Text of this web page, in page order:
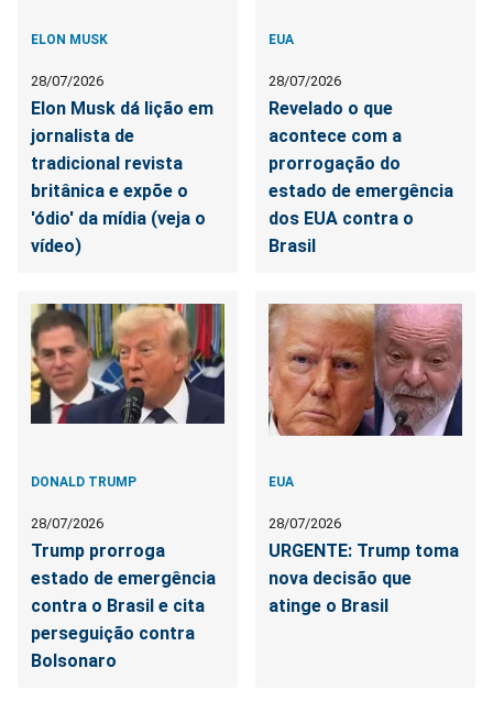
ELON MUSK
28/07/2026
Elon Musk dá lição em
jornalista de
tradicional revista
britânica e expõe o
'ódio' da mídia (veja o
vídeo)
EUA
28/07/2026
Revelado o que
acontece com a
prorrogação do
estado de emergência
dos EUA contra o
Brasil
DONALD TRUMP
28/07/2026
Trump prorroga
estado de emergência
contra o Brasil e cita
perseguição contra
Bolsonaro
EUA
28/07/2026
URGENTE: Trump toma
nova decisão que
atinge o Brasil